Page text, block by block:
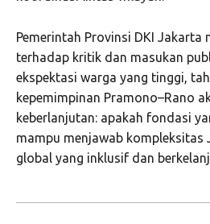
Pemerintah Provinsi DKI Jakarta
terhadap kritik dan masukan
ekspektasi warga yang tinggi,
kepemimpinan Pramono–Rano
keberlanjutan: apakah fondasi
mampu menjawab kompleksitas
global yang inklusif dan